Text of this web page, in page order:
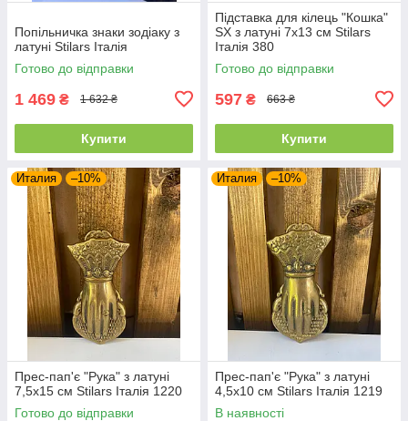
Попільничка знаки зодіаку з
латуні Stilars Італія
Готово до відправки
1 469 ₴ 1 632 ₴
Купити
Підставка для кілець "Кошка"
SX з латуні 7х13 см Stilars
Італія 380
Готово до відправки
597 ₴ 663 ₴
Купити
Италия –10%
Прес-пап'є "Рука" з латуні
7,5х15 см Stilars Італія 1220
Готово до відправки
Италия –10%
Прес-пап'є "Рука" з латуні
4,5х10 см Stilars Італія 1219
В наявності